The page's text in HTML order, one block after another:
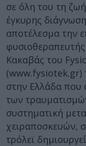
σε όλη του τη
έγκυρης
αποτέλεσμα την
Κακαβάς του
(www.fysiotek.gr)
στην Ελλάδα που
των
συστηματική
χειραποσκευών,
τρόλεϊ